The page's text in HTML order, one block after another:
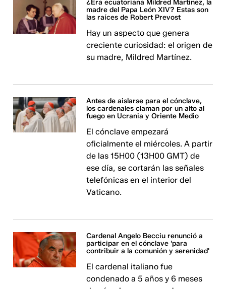
¿Era ecuatoriana Mildred Martínez, la
madre del Papa León XIV? Estas son
las raíces de Robert Prevost
Hay un aspecto que genera
creciente curiosidad: el origen de
su madre, Mildred Martínez.
Antes de aislarse para el cónclave,
los cardenales claman por un alto al
fuego en Ucrania y Oriente Medio
El cónclave empezará
oficialmente el miércoles. A partir
de las 15H00 (13H00 GMT) de
ese día, se cortarán las señales
telefónicas en el interior del
Vaticano.
Cardenal Angelo Becciu renunció a
participar en el cónclave 'para
contribuir a la comunión y serenidad'
El cardenal italiano fue
condenado a 5 años y 6 meses